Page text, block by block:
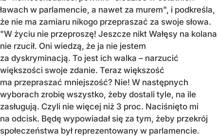
ławach w parlamencie, a nawet za murem", i podkreśla,
że nie ma zamiaru nikogo przepraszać za swoje słowa.
"W życiu nie przeproszę! Jeszcze nikt Wałęsy na kolana
nie rzucił. Oni wiedzą, że ja nie jestem
za dyskryminacją. To jest ich walka – narzucić
większości swoje zdanie. Teraz większość
ma przepraszać mniejszość? Nie! W następnych
wyborach zrobię wszystko, żeby dostali tyle, na ile
zasługują. Czyli nie więcej niż 3 proc. Naciśnięto mi
na odcisk. Będę wypowiadał się za tym, żeby przekrój
społeczeństwa był reprezentowany w parlamencie.